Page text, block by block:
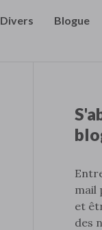
Divers
Blogue
mail
et
des